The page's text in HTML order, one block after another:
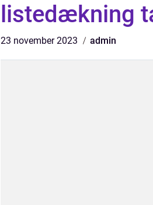
listedækning
23 november 2023 admin